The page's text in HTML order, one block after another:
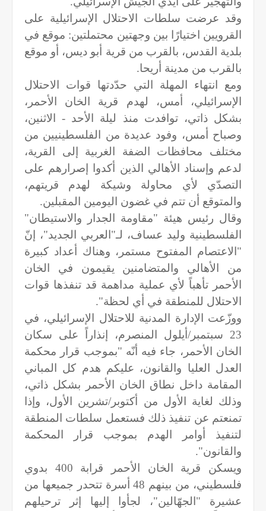
وقد عرضت سلطات الاحتلال الإسرائيلية على
القرويين اختيارًا بين وجهتين محتملتين: موقع في
بلدية القدس، بالقرب من قرية أبو ديس، أو موقع
بالقرب من مدينة أريحا.
ومع انتهاء المهلة التي حدّدتها قوات الاحتلال
الإسرائيلي، أمس، لهدم قرية الخان الأحمر،
بشكل ذاتي، توافدت منذ ليلة الأحد - الاثنين،
وصباح أمس، وفود عديدة من الفلسطينيين من
مختلف محافظات الضفة الغربية إلى القرية،
لدعم وإسناد الأهالي الذين أكدوا إصرارهم على
التصدّي لأي محاولة وشيكة لهدم قريتهم،
والمتوقع أن تتم في غضون اليومين المقبلين.
وقال رئيس هيئة "مقاومة الجدار والاستيطان"
الفلسطينية وليد عساف، لـ"العربي الجديد"، إنّ
"الاعتصام المفتوح مستمر، وهناك أعداد كبيرة
من الأهالي والمتضامنين يقيمون في الخان
الأحمر تأهباً لأي عملية مداهمة قد تنفذها قوات
الاحتلال للمنطقة في أي لحظة".
ووزّعت الإدارة المدنية للاحتلال الإسرائيلي، في
23 سبتمبر/أيلول المنصرم، إنذاراً على سكان
الخان الأحمر، جاء فيه أنّه "بموجب قرار محكمة
العدل العليا والقانون، عليكم هدم كل المباني
المقامة داخل نطاق الخان الأحمر بشكل ذاتي،
وذلك لغاية الأول من أكتوبر/تشرين الأول، وإذا
تمنعتم عن تنفيذ ذلك فستعمل سلطات المنطقة
لتنفيذ أوامر الهدم بموجب قرار المحكمة
والقانون".
ويسكن قرية الخان الأحمر قرابة 400 بدوي
فلسطيني، من بينهم 48 أسرة تتحدر جميعها من
عشيرة "الجهّالين"، لجأوا إليها إثر ترحيلهم